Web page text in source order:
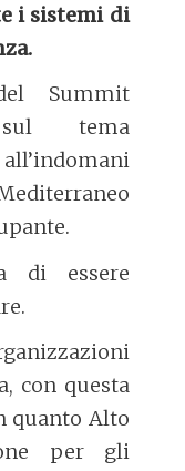
i sistemi di
Summit
tema
di essere
con questa
quanto Alto
per gli